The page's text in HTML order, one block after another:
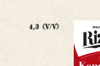
4,3 (V/V)